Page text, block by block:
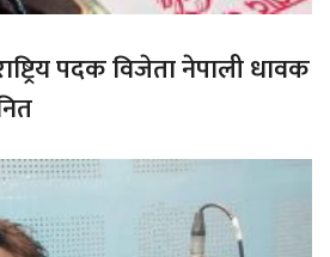
पदक विजेता नेपाली धावक